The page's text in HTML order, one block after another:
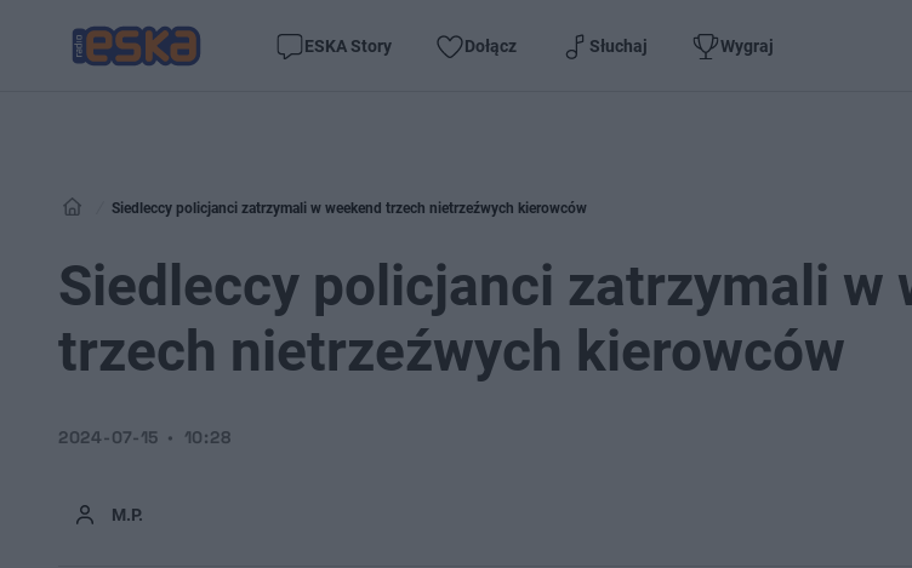
ESKA Story Dołącz Słuchaj Wygraj
Siedleccy policjanci zatrzymali w weekend trzech nietrzeźwych kierowców
Siedleccy policjanci zatrzymali w
trzech nietrzeźwych kierowców
M.P.
2024-07-15 10:28